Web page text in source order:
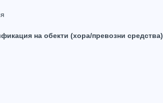
на обекти (хора/превозни средства)